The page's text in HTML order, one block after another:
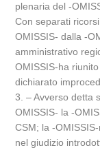
plenaria del -
Con separati
OMISSIS- dalla -
amministrativo
OMISSIS-ha
dichiarato
3. – Avverso detta
OMISSIS- la -
CSM; la -
nel giudizio